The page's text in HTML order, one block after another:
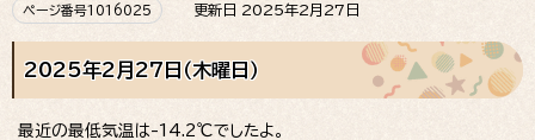
ページ番号1016025 更新日 2025年2月27日
2025年2月27日（木曜日）
最近の最低気温は-14.2℃でしたよ。